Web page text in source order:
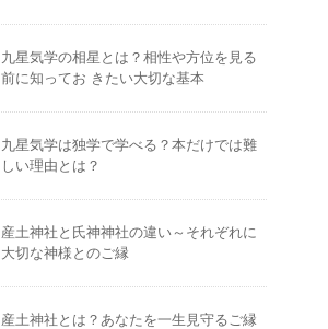
九星気学の相星とは？相性や方位を見る
前に知ってお きたい大切な基本
九星気学は独学で学べる？本だけでは難
しい理由とは？
産土神社と氏神神社の違い～それぞれに
大切な神様とのご縁
産土神社とは？あなたを一生見守るご縁